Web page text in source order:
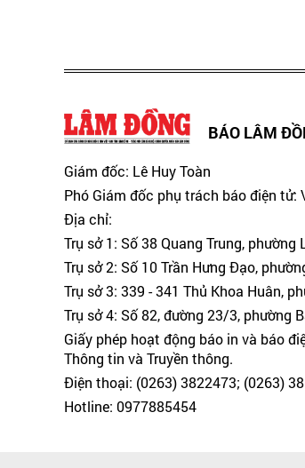
BÁO LÂM
Giám đốc: Lê Huy Toàn
Phó Giám đốc phụ trách báo điện tử:
Địa chỉ:
Trụ sở 1: Số 38 Quang Trung,
Trụ sở 2: Số 10 Trần Hưng Đạo,
Trụ sở 3: 339 - 341 Thủ Khoa Huân,
Trụ sở 4: Số 82, đường 23/3, phường
Giấy phép hoạt động báo in và báo
Thông tin và Truyền thông.
Điện thoại: (0263) 3822473; (0263)
Hotline: 0977885454